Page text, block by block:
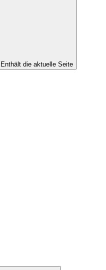
Enthält die aktuelle Seite